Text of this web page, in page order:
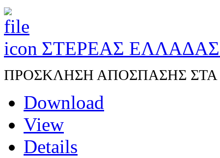
ΣΤΕΡΕΑΣ
ΠΡΟΣΚΛΗΣΗ ΑΠΟΣΠΑΣΗΣ ΣΤΑ
Download
View
Details